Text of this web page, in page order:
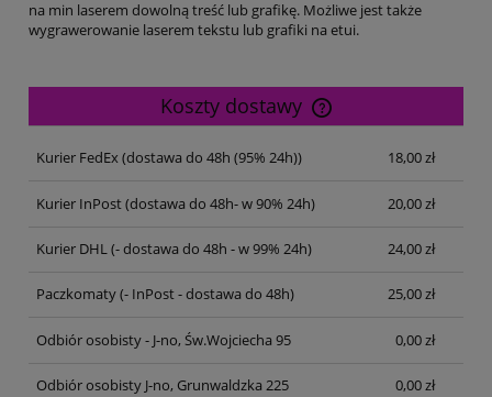
na min laserem dowolną treść lub grafikę. Możliwe jest także
wygrawerowanie laserem tekstu lub grafiki na etui.
Koszty dostawy
Cena nie zawiera ewentualnych kosztów płatności
Kurier FedEx(dostawa do 48h (95% 24h)) 18,00 zł
Kurier InPost(dostawa do 48h- w 90% 24h) 20,00 zł
Kurier DHL(- dostawa do 48h - w 99% 24h) 24,00 zł
Paczkomaty(- InPost - dostawa do 48h) 25,00 zł
Odbiór osobisty - J-no, Św.Wojciecha 95 0,00 zł
Odbiór osobisty J-no, Grunwaldzka 225 0,00 zł